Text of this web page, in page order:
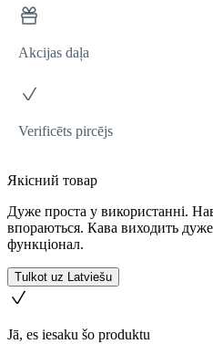
Akcijas daļa
Verificēts pircējs
Якісний товар
Дуже проста у використанні.
впораються. Кава виходить
функціонал.
Tulkot uz Latviešu
Jā, es iesaku šo produktu